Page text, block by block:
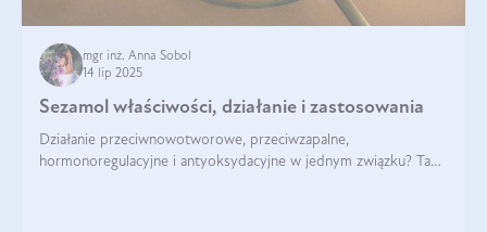
mgr inż. Anna Sobol
14 lip 2025
Sezamol właściwości, działanie i zastosowania
Działanie przeciwnowotworowe, przeciwzapalne,
hormonoregulacyjne i antyoksydacyjne w jednym związku? Tak